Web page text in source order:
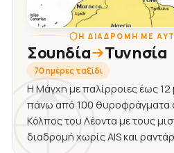
Η ΔΙΑΔΡΟΜΉ ΜΕ
Σουηδία Τυνησία
70 ημέρες ταξίδι
Η Μάγχη με παλίρροιες έως 12
πάνω από 100 θυροφράγματα
Κόλπος του Λέοντα με τους
διαδρομή χωρίς AIS και ραντάρ.